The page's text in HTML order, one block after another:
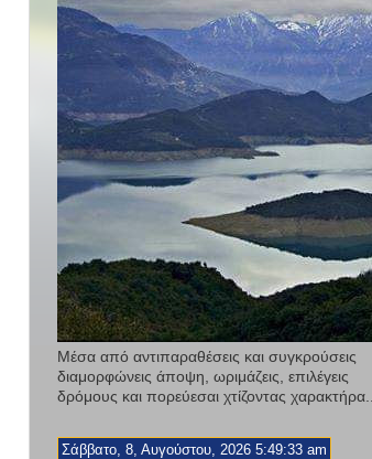
Μέσα από αντιπαραθέσεις και συγκρούσεις
διαμορφώνεις άποψη, ωριμάζεις, επιλέγεις
δρόμους και πορεύεσαι χτίζοντας χαρακτήρα...
Σάββατο, 8, Αυγούστου, 2026 5:49:34 am